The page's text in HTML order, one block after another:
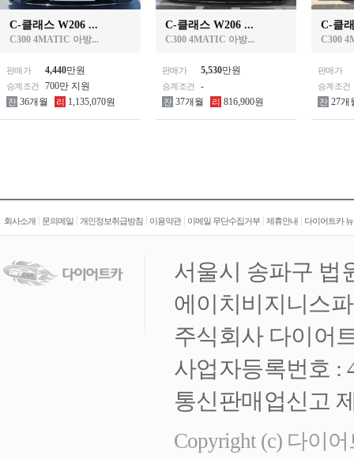
C-클래스 W206 ...
C300 4MATIC 아방...
판매가 4,440만원
승계조건 700만 지원
잔 36개월 리 1,135,070원
C-클래스 W206 ...
C300 4MATIC 아방...
판매가 5,530만원
승계조건 -
잔 37개월 리 816,900원
C-클
C300
판매가
승계조건
잔 27개
회사소개 | 문의메일 | 개인정보취급방침 | 이용약관| 이메일 무단수집거부 | 제휴안내 | 다이어트카
서울시 송파구 법
에이치비지니스
주식회사 다이어
사업자등록번호 :
통신판매업신고
Copyright (c) 다이